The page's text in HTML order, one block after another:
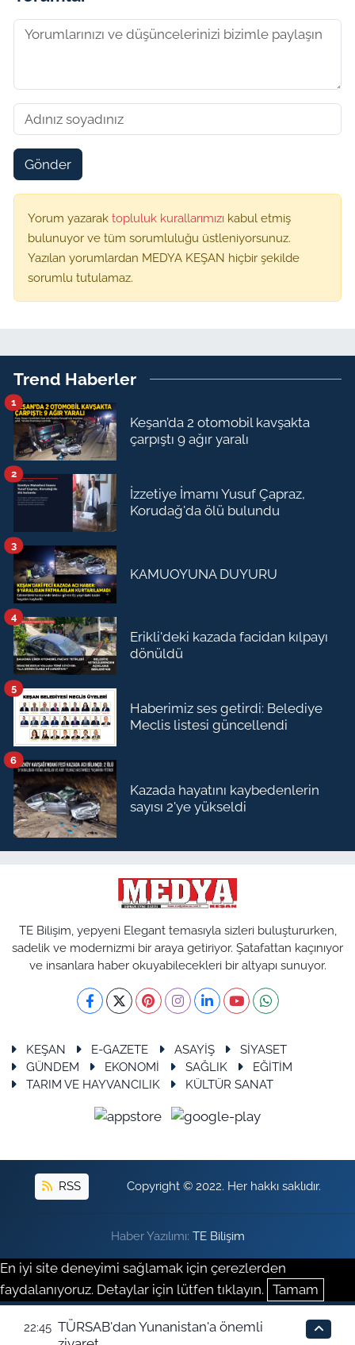
Gönder
Yorum yazarak topluluk kurallarımızı kabul etmiş
bulunuyor ve tüm sorumluluğu üstleniyorsunuz.
Yazılan yorumlardan MEDYA KEŞAN hiçbir şekilde
sorumlu tutulamaz.
Trend Haberler
Keşan’da 2 otomobil kavşakta
çarpıştı 9 ağır yaralı
1
İzzetiye İmamı Yusuf Çapraz,
Korudağ'da ölü bulundu
2
KAMUOYUNA DUYURU
3
Erikli'deki kazada facidan kılpayı
dönüldü
4
Haberimiz ses getirdi: Belediye
Meclis listesi güncellendi
5
Kazada hayatını kaybedenlerin
sayısı 2'ye yükseldi
6
TE Bilişim, yepyeni Elegant temasıyla sizleri buluştururken,
sadelik ve modernizmi bir araya getiriyor. Şatafattan kaçınıyor
ve insanlara haber okuyabilecekleri bir altyapı sunuyor.
KEŞAN E-GAZETE ASAYİŞ
SİYASET
GÜNDEM
EKONOMİ SAĞLIK
EĞİTİM
TARIM VE HAYVANCILIK
KÜLTÜR SANAT
RSS Copyright © 2022. Her hakkı saklıdır.
Haber Yazılımı: TE Bilişim
En iyi site deneyimi sağlamak için çerezlerden
faydalanıyoruz. Detaylar için lütfen tıklayın. Tamam
22:45 TÜRSAB'dan Yunanistan'a önemli